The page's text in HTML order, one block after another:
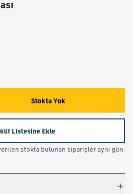
Stokta Yok
Listesine Ekle
stokta bulunan siparişler aynı gün